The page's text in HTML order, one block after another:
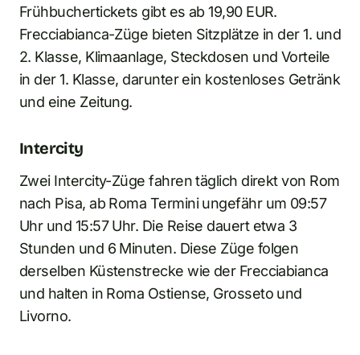
Frühbuchertickets gibt es ab 19,90 EUR.
Frecciabianca-Züge bieten Sitzplätze in der 1. und
2. Klasse, Klimaanlage, Steckdosen und Vorteile
in der 1. Klasse, darunter ein kostenloses Getränk
und eine Zeitung.
Intercity
Zwei Intercity-Züge fahren täglich direkt von Rom
nach Pisa, ab Roma Termini ungefähr um 09:57
Uhr und 15:57 Uhr. Die Reise dauert etwa 3
Stunden und 6 Minuten. Diese Züge folgen
derselben Küstenstrecke wie der Frecciabianca
und halten in Roma Ostiense, Grosseto und
Livorno.